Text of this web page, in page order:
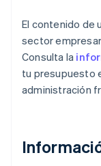
El contenido de
sector
Consulta la
tu presupuesto
administración